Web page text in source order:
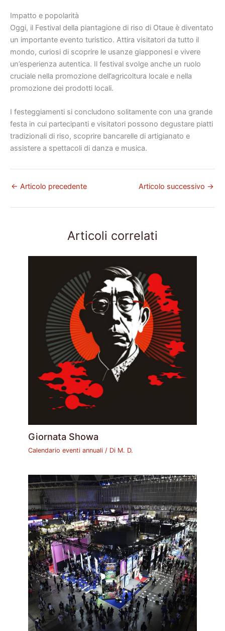
Impatto e popolarità
Oggi, il Festival della piantagione di riso di Otaue è diventato
un importante evento turistico. Attira visitatori da tutto il
mondo, curiosi di scoprire le usanze giapponesi e vivere
un’esperienza autentica. Il festival svolge anche un ruolo
cruciale nella promozione dell’agricoltura locale e nella
promozione dei prodotti locali.
I festeggiamenti si concludono solitamente con una grande
festa in cui partecipanti e visitatori possono degustare piatti
tradizionali di riso, scoprire bancarelle di artigianato e
assistere a spettacoli di danza e musica.
← Articolo precedente Articolo successivo →
Articoli correlati
Giornata Showa
Calendario eventi annuali / Di M. D.